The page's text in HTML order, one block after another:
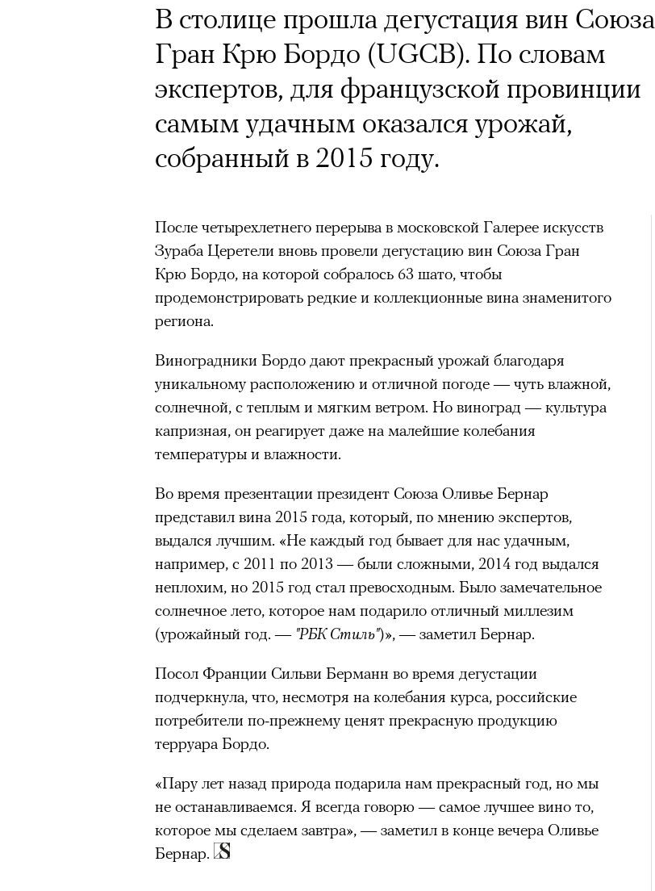
В столице прошла дегустация вин Союза
Гран Крю Бордо (UGCB). По словам
экспертов, для французской провинции
самым удачным оказался урожай,
собранный в 2015 году.
После четырехлетнего перерыва в московской Галерее искусств
Зураба Церетели вновь провели дегустацию вин Союза Гран
Крю Бордо, на которой собралось 63 шато, чтобы
продемонстрировать редкие и коллекционные вина знаменитого
региона.
Виноградники Бордо дают прекрасный урожай благодаря
уникальному расположению и отличной погоде — чуть влажной,
солнечной, с теплым и мягким ветром. Но виноград — культура
капризная, он реагирует даже на малейшие колебания
температуры и влажности.
Во время презентации президент Союза Оливье Бернар
представил вина 2015 года, который, по мнению экспертов,
выдался лучшим. «Не каждый год бывает для нас удачным,
например, с 2011 по 2013 — были сложными, 2014 год выдался
неплохим, но 2015 год стал превосходным. Было замечательное
солнечное лето, которое нам подарило отличный миллезим
(урожайный год. — "РБК Стиль")», — заметил Бернар.
Посол Франции Сильви Берманн во время дегустации
подчеркнула, что, несмотря на колебания курса, российские
потребители по-прежнему ценят прекрасную продукцию
терруара Бордо.
«Пару лет назад природа подарила нам прекрасный год, но мы
не останавливаемся. Я всегда говорю — самое лучшее вино то,
которое мы сделаем завтра», — заметил в конце вечера Оливье
Бернар.